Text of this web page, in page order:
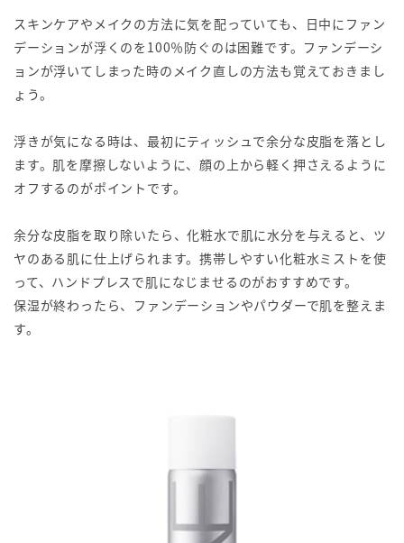
スキンケアやメイクの方法に気を配っていても、日中にファン
デーションが浮くのを100％防ぐのは困難です。ファンデーシ
ョンが浮いてしまった時のメイク直しの方法も覚えておきまし
ょう。
浮きが気になる時は、最初にティッシュで余分な皮脂を落とし
ます。肌を摩擦しないように、顔の上から軽く押さえるように
オフするのがポイントです。
余分な皮脂を取り除いたら、化粧水で肌に水分を与えると、ツ
ヤのある肌に仕上げられます。携帯しやすい化粧水ミストを使
って、ハンドプレスで肌になじませるのがおすすめです。
保湿が終わったら、ファンデーションやパウダーで肌を整えま
す。